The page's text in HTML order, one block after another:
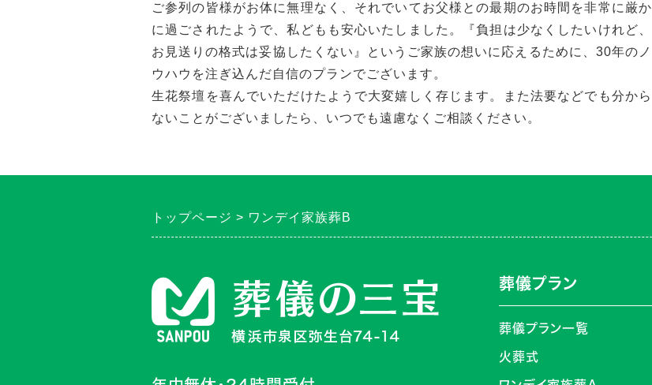
ご参列の皆様がお体に無理なく、それでいてお父様との最期のお時間を非常に厳か
に過ごされたようで、私どもも安心いたしました。『負担は少なくしたいけれど、
お見送りの格式は妥協したくない』というご家族の想いに応えるために、30年のノ
ウハウを注ぎ込んだ自信のプランでございます。
生花祭壇を喜んでいただけたようで大変嬉しく存じます。また法要などでも分から
ないことがございましたら、いつでも遠慮なくご相談ください。
トップページ ワンデイ家族葬B
葬儀プラン
葬儀プラン一覧
火葬式